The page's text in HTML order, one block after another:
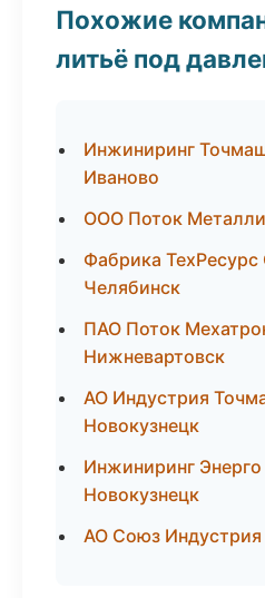
Похожие
литьё под
Инжиниринг
Иваново
ООО Поток
Фабрика
Челябинск
ПАО Поток
Нижневартовск
АО Индустрия
Новокузнецк
Инжиниринг
Новокузнецк
АО Союз